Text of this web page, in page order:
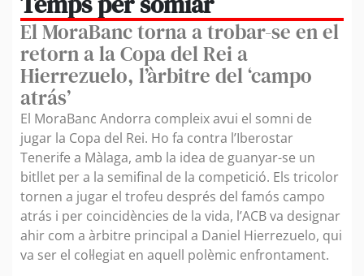
El MoraBanc torna a trobar-se en el
retorn a la Copa del Rei a
Hierrezuelo, l’àrbitre del ‘campo
atrás’
El MoraBanc Andorra compleix avui el somni de
jugar la Copa del Rei. Ho fa contra l’Iberostar
Tenerife a Màlaga, amb la idea de guanyar-se un
bitllet per a la semifinal de la competició. Els tricolor
tornen a jugar el trofeu després del famós campo
atrás i per coincidències de la vida, l’ACB va designar
ahir com a àrbitre principal a Daniel Hierrezuelo, qui
va ser el col·legiat en aquell polèmic enfrontament.